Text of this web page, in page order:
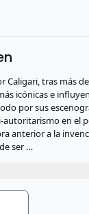
Caligari, tras más
icónicas e
por sus
en el
anterior a la
ser …